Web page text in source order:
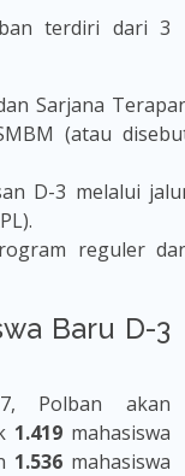
terdiri dari 3
Sarjana
(atau
D-3 melalui
reguler
Baru D-3
Polban akan
1.419 mahasiswa
1.536 mahasiswa